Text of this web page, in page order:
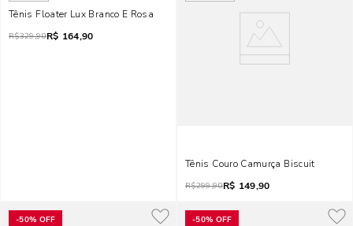
Tênis Floater Lux Branco E Rosa
R$329,90R$ 164,90
Tênis Couro Camurça Biscuit
R$299,90R$ 149,90
-50% OFF -50% OFF